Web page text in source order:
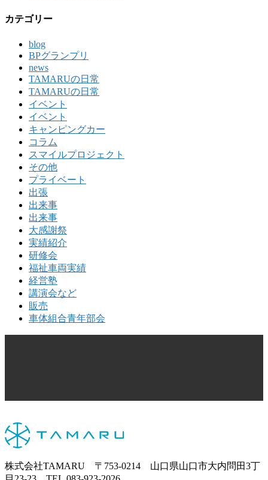
カテゴリー
blog
BPグランプリ
news
TAMARUの日常
TAMARUの日常
イベント
イベント
キャンピングカー
コラム
スマイルプロジェクト
その他
プライベート
出張
出来事
出来事
大感謝祭
実績紹介
研修会
福祉車両実績
経営塾
講演会など
販売
車体組合青年部会
株式会社TAMARU 〒753-0214 山口県山口市大内問田3丁